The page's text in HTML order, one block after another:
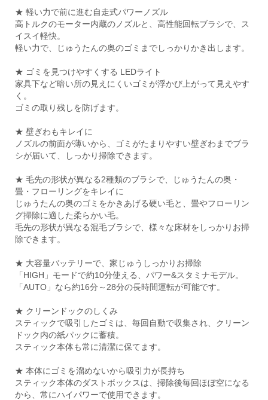
★ 軽い力で前に進む自走式パワーノズル
高トルクのモーター内蔵のノズルと、高性能回転ブラシで、ス
イスイ軽快。
軽い力で、じゅうたんの奥のゴミまでしっかりかき出します。
★ ゴミを見つけやすくする LEDライト
家具下など暗い所の見えにくいゴミが浮かび上がって見えやす
く。
ゴミの取り残しを防げます。
★ 壁ぎわもキレイに
ノズルの前面が薄いから、ゴミがたまりやすい壁ぎわまでブラ
シが届いて、しっかり掃除できます。
★ 毛先の形状が異なる2種類のブラシで、じゅうたんの奥・
畳・フローリングをキレイに
じゅうたんの奥のゴミをかきあげる硬い毛と、畳やフローリン
グ掃除に適した柔らかい毛。
毛先の形状が異なる混毛ブラシで、様々な床材をしっかりお掃
除できます。
★ 大容量バッテリーで、家じゅうしっかりお掃除
「HIGH」モードで約10分使える、パワー&スタミナモデル。
「AUTO」なら約16分～28分の長時間運転が可能です。
★ クリーンドックのしくみ
スティックで吸引したゴミは、毎回自動で収集され、クリーン
ドック内の紙パックに蓄積。
スティック本体も常に清潔に保てます。
★ 本体にゴミを溜めないから吸引力が長持ち
スティック本体のダストボックスは、掃除後毎回ほぼ空になる
から、常にハイパワーで使用できます。